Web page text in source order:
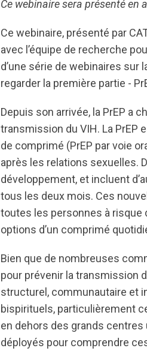
Ce webinaire sera présenté
Ce webinaire, présenté par
avec l’équipe de recherche
d’une série de webinaires sur
regarder la première partie -
Depuis son arrivée, la PrEP a
transmission du VIH. La PrEP
de comprimé (PrEP par voie
après les relations sexuelles.
développement, et incluent
tous les deux mois. Ces
toutes les personnes à risque
options d’un comprimé
Bien que de nombreuses
pour prévenir la transmission
structurel, communautaire et
bispirituels, particulièrement
en dehors des grands
déployés pour comprendre